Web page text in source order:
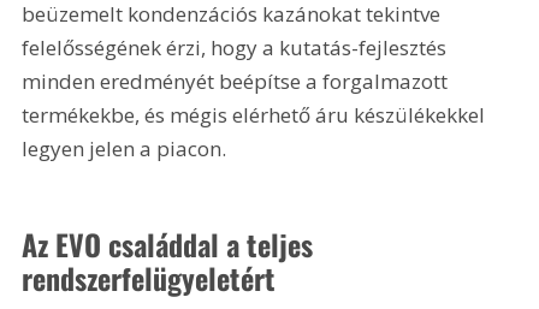
beüzemelt kondenzációs kazánokat tekintve
felelősségének érzi, hogy a kutatás-fejlesztés
minden eredményét beépítse a forgalmazott
termékekbe, és mégis elérhető áru készülékekkel
legyen jelen a piacon.
Az EVO családdal a teljes
rendszerfelügyeletért